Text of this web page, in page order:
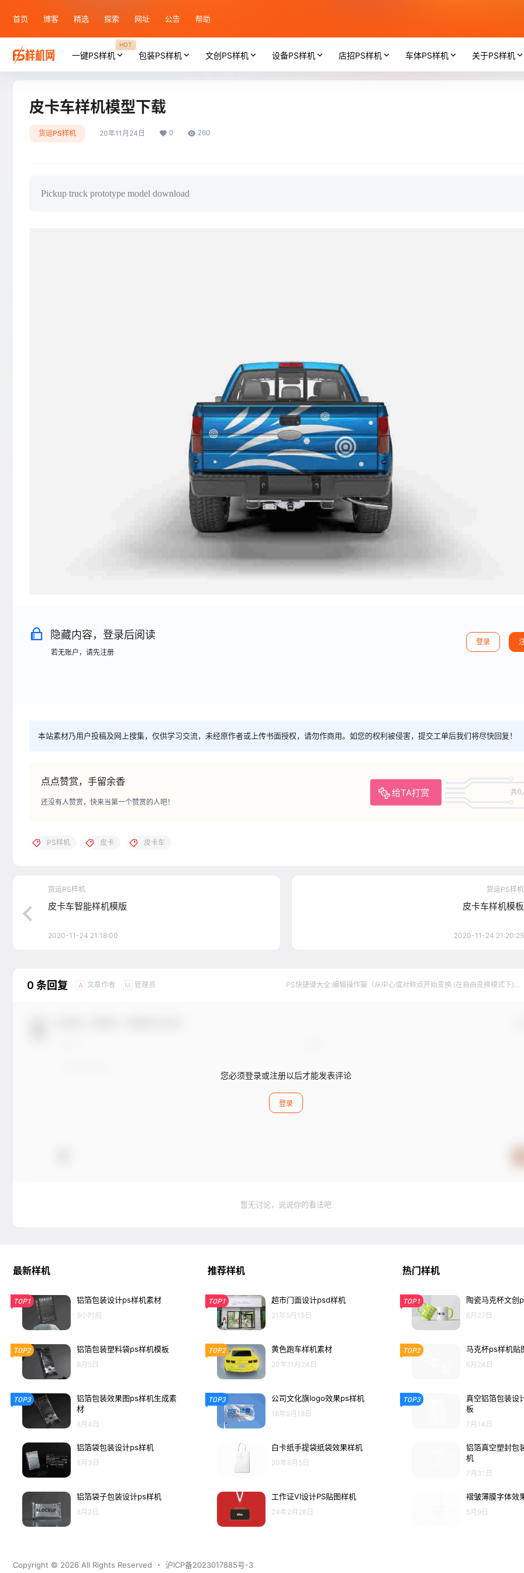
首页 博客 精选 探索 网址 公告 帮助
一键PS样机
HOT
包装PS样机 文创PS样机 设备PS样机 店招PS样机 车体PS样机 关于PS样机
皮卡车样机模型下载
货运PS样机 20年11月24日 0 260
Pickup truck prototype model download
隐藏内容，登录后阅读
若无账户，请先注册
登录
本站素材乃用户投稿及网上搜集，仅供学习交流，未经原作者或上传书面授权，请勿作商用。如您的权利被侵害，提交工单后我们将尽快回复！
点点赞赏，手留余香
给TA打赏 共0
还没有人赞赏，快来当第一个赞赏的人吧！
PS样机 皮卡 皮卡车
货运PS样机
皮卡车智能样机模版
2020-11-24 21:18:00
货运PS样机
皮卡车样机模板
2020-11-24 21:20:25
0 条回复 A 文章作者 M 管理员
PS快捷键大全:编辑操作篇（从中心或对称点开始变换 (在自由变换模式下)
您必须登录或注册以后才能发表评论
登录
暂无讨论，说说你的看法吧
最新样机
TOP1 铝箔包装设计ps样机素材
9小时前
TOP2 铝箔包装塑料袋ps样机模板
8月5日
TOP3
铝箔包装效果图ps样机生成素
材
8月4日
铝箔袋包装设计ps样机
8月3日
铝箔袋子包装设计ps样机
8月2日
推荐样机
TOP1 超市门面设计psd样机
21年5月15日
TOP2 黄色跑车样机素材
20年11月24日
TOP3 公司文化旗logo效果ps样机
18年9月18日
白卡纸手提袋纸袋效果样机
20年6月5日
工作证VI设计PS贴图样机
24年2月28日
热门样机
TOP1 陶瓷马克杯文创
6月27日
TOP2 马克杯ps样机贴
6月24日
TOP3
真空铝箔包装设
板
7月14日
铝箔真空塑封包
机
7月31日
褶皱薄膜字体效
5月9日
Copyright © 2026 All Rights Reserved ・ 沪ICP备2023017885号-3